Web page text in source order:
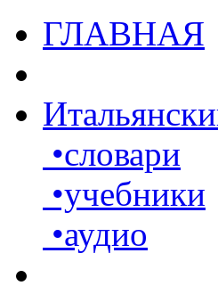
ГЛАВНАЯ
•словари
•учебники
•аудио